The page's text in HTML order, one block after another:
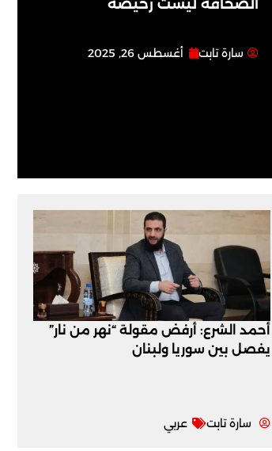
الصحافة ليست رخيصة
سارة تابت أغسطس 26, 2025
أحمد الشرع: أرفض مقولة “نهر من نار”
يفصل بين سوريا ولبنان
سارة تابت عربي